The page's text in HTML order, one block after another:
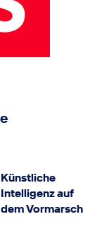
Künstliche
Intelligenz auf
dem Vormarsch